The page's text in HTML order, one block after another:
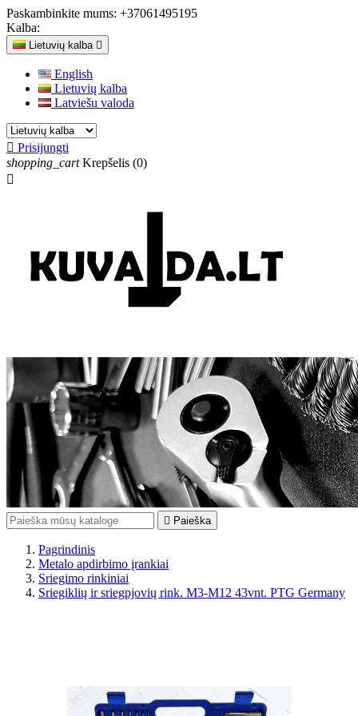
Paskambinkite mums: +37061495195
Kalba:
Lietuvių kalba 
English
Lietuvių kalba
Latviešu valoda
 Prisijungti
shopping_cart Krepšelis (0)

 Paieška
Pagrindinis
Metalo apdirbimo įrankiai
Sriegimo rinkiniai
Sriegiklių ir sriegpjovių rink. M3-M12 43vnt. PTG Germany